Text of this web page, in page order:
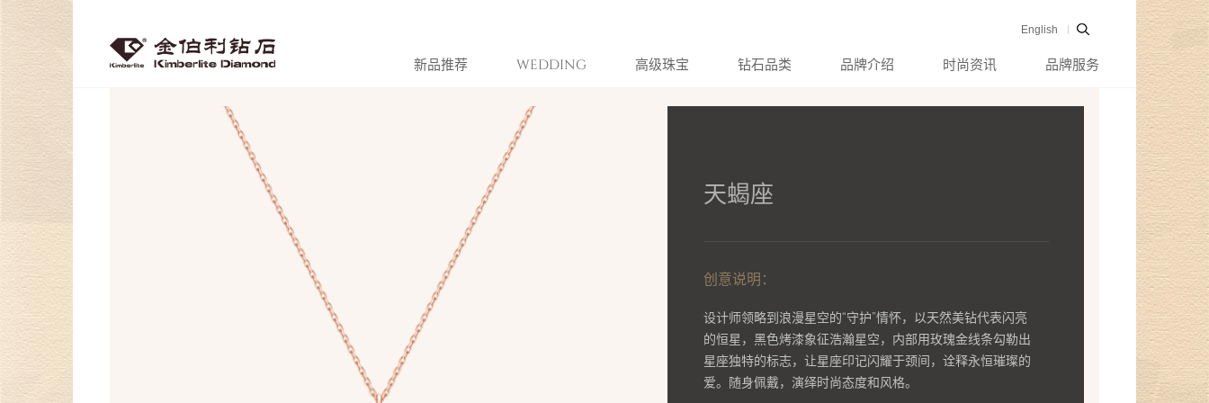
English
新品推荐 WEDDING 高级珠宝 钻石品类 品牌介绍 时尚资讯 品牌服务
天蝎座
创意说明：
设计师领略到浪漫星空的“守护”情怀，以天然美钻代表闪亮
的恒星，黑色烤漆象征浩瀚星空，内部用玫瑰金线条勾勒出
星座独特的标志，让星座印记闪耀于颈间，诠释永恒璀璨的
爱。随身佩戴，演绎时尚态度和风格。